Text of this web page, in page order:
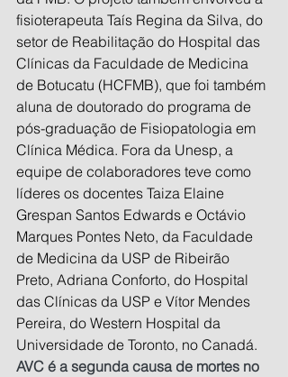
fisioterapeuta Taís Regina da Silva, do
setor de Reabilitação do Hospital das
Clínicas da Faculdade de Medicina
de Botucatu (HCFMB), que foi também
aluna de doutorado do programa de
pós-graduação de Fisiopatologia em
Clínica Médica. Fora da Unesp, a
equipe de colaboradores teve como
líderes os docentes Taiza Elaine
Grespan Santos Edwards e Octávio
Marques Pontes Neto, da Faculdade
de Medicina da USP de Ribeirão
Preto, Adriana Conforto, do Hospital
das Clínicas da USP e Vítor Mendes
Pereira, do Western Hospital da
Universidade de Toronto, no Canadá.
AVC é a segunda causa de mortes no